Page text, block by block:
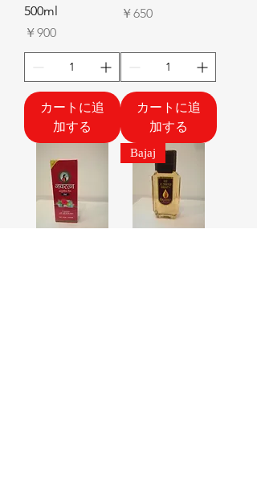
500ml
価格
￥900
カートに追
加する
価格
￥650
カートに追
加する
Bajaj